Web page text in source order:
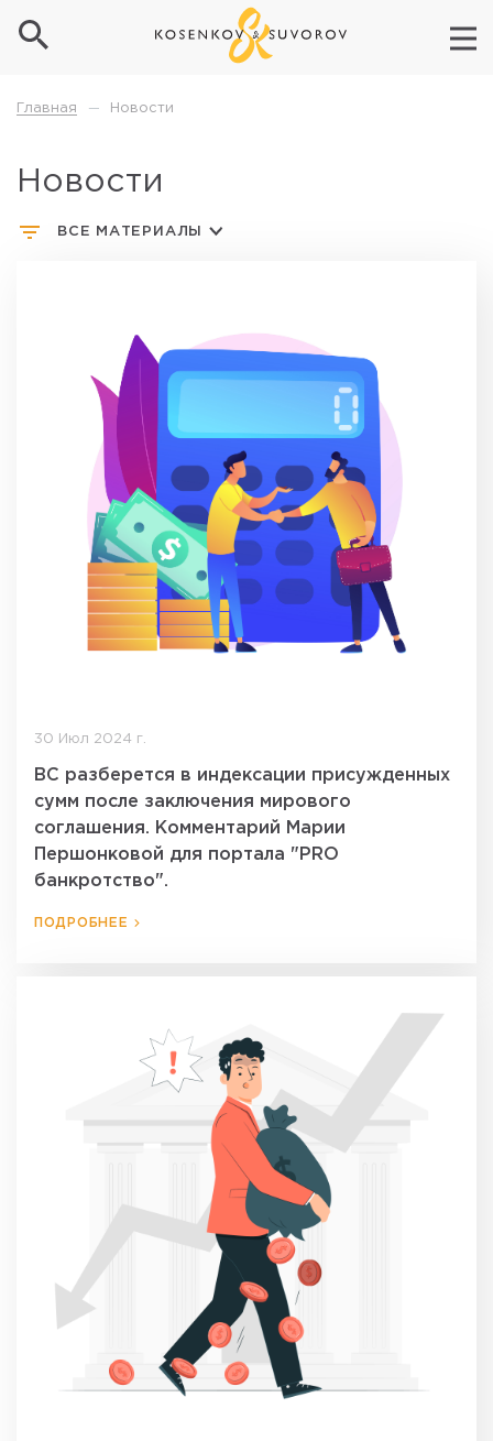
Главная — Новости
Новости
ВСЕ МАТЕРИАЛЫ
30 Июл 2024 г.
ВС разберется в индексации присужденных
сумм после заключения мирового
соглашения. Комментарий Марии
Першонковой для портала "PRO
банкротство".
ПОДРОБНЕЕ